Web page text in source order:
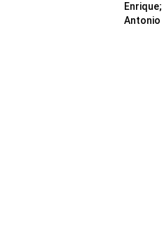
Enrique;
Antonio